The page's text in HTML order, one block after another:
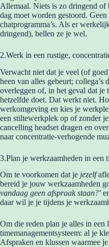
Allemaal. Niets is zo dringend
dag moet worden gestoord.
chatprogramma’s. Als er
dringend), bellen ze je wel.
2.Werk in een rustige,
Verwacht niet dat je veel (of
heen van alles gebeurt;
overleggen of, in het geval dat je
hetzelfde doet. Dat werkt niet.
werkomgeving en kies je
een stiltewerkplek op of zonder
cancelling headset dragen en
naar concentratie-verhogende
3.Plan je werkzaamheden in een
Om te voorkomen dat je jezelf
bereid je jouw werkzaamheden
vandaag geen afspraak staan?’
daar wil je je tijdens je
Om die reden plan je alles in een
timemanagementsysteem: al je
Afspraken en klussen waarmee